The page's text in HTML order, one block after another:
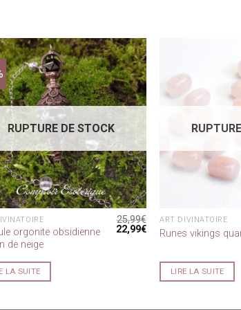
RUPTURE DE STOCK
orgonite obsidienne
de neige
25,99€
Le
prix
22,99€Le
prix
22,99€.
LA SUITE
ART DIVINATOIRE
Runes vikings
LIRE LA SUITE